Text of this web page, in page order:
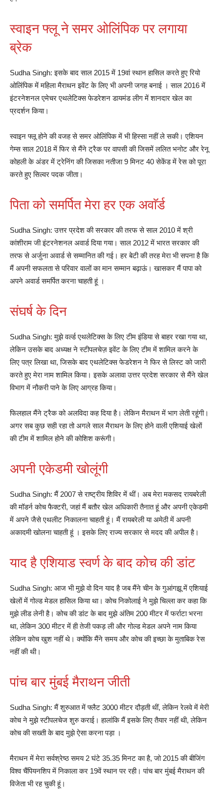
स्वाइन फ्लू ने समर ओलिंपिक पर लगाया
ब्रेक
Sudha Singh: इसके बाद साल 2015 में 19वां स्थान हासिल करते हुए रियो
ओलिंपिक में महिला मैराथन इवेंट के लिए भी अपनी जगह बनाई । साल 2016 में
इंटरनेशनल एमेचर एथलेटिक्स फेडरेशन डायमंड लीग में शानदार खेल का
प्रदर्शन किया।
स्वाइन फ्लू होने की वजह से समर ओलिंपिक में भी हिस्सा नहीं ले सकी। एशियन
गेम्स साल 2018 में फिर से मैंने ट्रैक पर वापसी की जिसमें ललित भनोट और रेनू
कोहली के अंडर में ट्रेनिंग की जिसका नतीजा 9 मिनट 40 सेकेंड में रेस को पूरा
करते हुए सिल्वर पदक जीता।
पिता को समर्पित मेरा हर एक अवाॅर्ड
Sudha Singh: उत्तर प्रदेश की सरकार की तरफ से साल 2010 में श्री
कांशीराम जी इंटरनेशनल अवार्ड दिया गया। साल 2012 में भारत सरकार की
तरफ से अर्जुना अवार्ड से सम्मानित की गई। हर बेटी की तरह मेरा भी सपना है कि
मैं अपनी सफलता से परिवार वालों का मान सम्मान बढ़ाऊं। खासकर मैं पापा को
अपने अवार्ड समर्पित करना चाहती हूं ।
संघर्ष के दिन
Sudha Singh: मुझे वर्ल्ड एथलेटिक्स के लिए टीम इंडिया से बाहर रखा गया था,
लेकिन उसके बाद अध्यक्ष ने स्टीपलचेज़ इवेंट के लिए टीम में शामिल करने के
लिए पत्र लिखा था, जिसके बाद एथलेटिक्स फेडरेशन ने फिर से लिस्ट को जारी
करते हुए मेरा नाम शामिल किया। इसके अलावा उत्तर प्रदेश सरकार से मैंने खेल
विभाग में नौकरी पाने के लिए आग्रह किया।
फिलहाल मैंने ट्रैक को अलविदा कह दिया है। लेकिन मैराथन में भाग लेती रहूंगी।
अगर सब कुछ सही रहा तो अगले साल मैराथन के लिए होने वाली एशियाई खेलों
की टीम में शामिल होने की कोशिश करूंगी।
अपनी एकेडमी खोलूंगी
Sudha Singh: मैं 2007 से राष्ट्रीय शिविर में थीं। अब मेरा मकसद रायबरेली
की मॉडर्न कोच फैक्टरी, जहां मैं बतौर खेल अधिकारी तैनात हूं और अपनी एकेडमी
में अपने जैसे एथलीट निकालना चाहती हूं। मैं रायबरेली या अमेठी में अपनी
अकादमी खोलना चाहती हूं । इसके लिए राज्य सरकार से मदद की अपील है।
याद है एशियाड स्वर्ण के बाद कोच की डांट
Sudha Singh: आज भी मुझे वो दिन याद है जब मैंने चीन के गुआंगझू में एशियाई
खेलों में गोल्ड मेडल हासिल किया था। कोच निकोलाई ने मुझे चिल्ला कर कहा कि
मुझे लीड लेनी है। कोच की डांट के बाद मुझे अंतिम 200 मीटर में फर्राटा भरना
था, लेकिन 300 मीटर में ही तेजी पकड़ ली और गोल्ड मेडल अपने नाम किया
लेकिन कोच खुश नहीं थे। क्योंकि मैंने समय और कोच की इच्छा के मुताबिक रेस
नहीं की थी।
पांच बार मुंबई मैराथन जीती
Sudha Singh: मैं शुरुआत में फ्लैट 3000 मीटर दौड़ती थीं, लेकिन रेलवे में मेरी
कोच ने मुझे स्टीपलचेज शुरु कराई। हालांकि मैं इसके लिए तैयार नहीं थी, लेकिन
कोच की सख्ती के बाद मुझे ऐसा करना पड़ा ।
मैराथन में मेरा सर्वश्रेष्ठ समय 2 घंटे 35.35 मिनट का है, जो 2015 की बीजिंग
विश्व चैंपियनशिप में निकाला कर 19वें स्थान पर रही। पांच बार मुंबई मैराथन की
विजेता भी रह चुकी हूं।